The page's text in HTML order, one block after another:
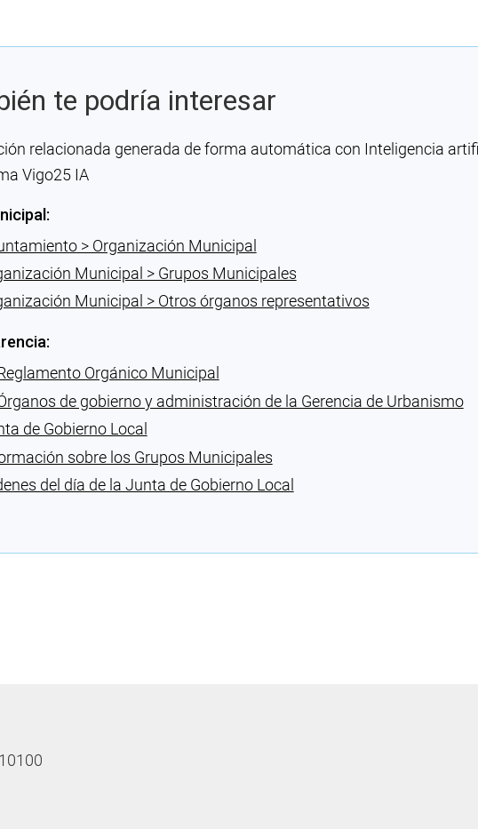
te podría interesar
relacionada generada de forma automática con Inteligencia
Vigo25 IA
> Organización Municipal
Municipal > Grupos Municipales
Municipal > Otros órganos representativos
Orgánico Municipal
de gobierno y administración de la Gerencia de Urbanismo
de Gobierno Local
sobre los Grupos Municipales
del día de la Junta de Gobierno Local